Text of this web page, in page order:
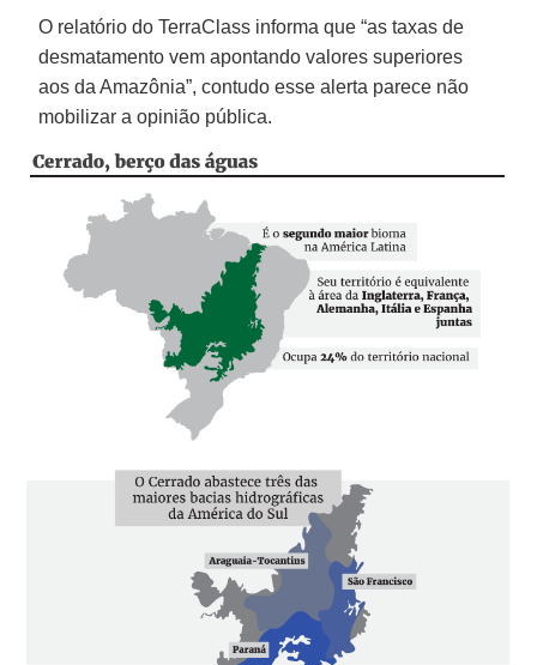
O relatório do TerraClass informa que “as taxas de
desmatamento vem apontando valores superiores
aos da Amazônia”, contudo esse alerta parece não
mobilizar a opinião pública.